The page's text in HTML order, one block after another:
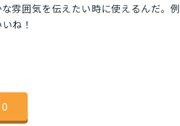
雰囲気を伝えたい時に使えるんだ。例
ね！
0